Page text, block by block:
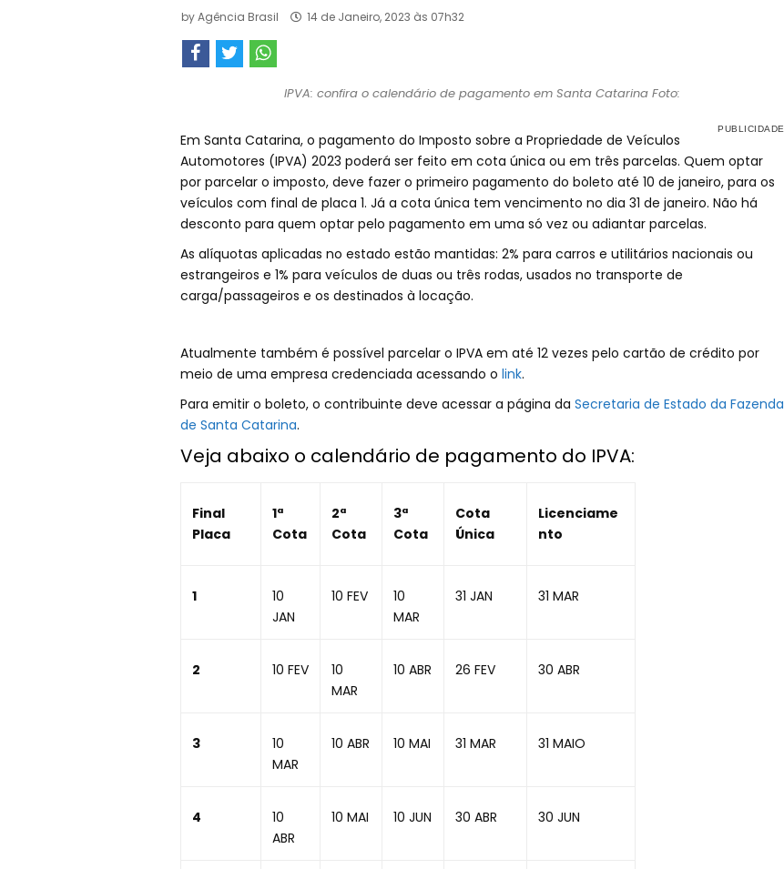
byAgência Brasil 14 de Janeiro, 2023 às 07h32
IPVA: confira o calendário de pagamento em Santa Catarina Foto:
Em Santa Catarina, o pagamento do Imposto sobre a Propriedade de Veículos
Automotores (IPVA) 2023 poderá ser feito em cota única ou em três parcelas. Quem optar
por parcelar o imposto, deve fazer o primeiro pagamento do boleto até 10 de janeiro, para os
veículos com final de placa 1. Já a cota única tem vencimento no dia 31 de janeiro. Não há
desconto para quem optar pelo pagamento em uma só vez ou adiantar parcelas.
As alíquotas aplicadas no estado estão mantidas: 2% para carros e utilitários nacionais ou
estrangeiros e 1% para veículos de duas ou três rodas, usados no transporte de
carga/passageiros e os destinados à locação.
Atualmente também é possível parcelar o IPVA em até 12 vezes pelo cartão de crédito por
meio de uma empresa credenciada acessando o link.
Para emitir o boleto, o contribuinte deve acessar a página da Secretaria de Estado da Fazenda
de Santa Catarina.
Veja abaixo o calendário de pagamento do IPVA:
Final
Placa
1ª
Cota
2ª
Cota
3ª
Cota
Cota
Única
Licenciame
nto
1
10
JAN
10 FEV
10
MAR
31 JAN 31 MAR
2 10 FEV
10
MAR
10 ABR 26 FEV 30 ABR
3
10
MAR
10 ABR 10 MAI 31 MAR 31 MAIO
4
10
ABR
10 MAI 10 JUN 30 ABR 30 JUN